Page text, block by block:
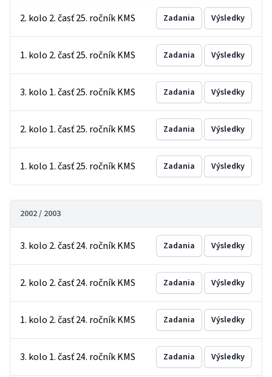
2. kolo 2. časť 25. ročník KMS Zadania Výsledky
1. kolo 2. časť 25. ročník KMS Zadania Výsledky
3. kolo 1. časť 25. ročník KMS Zadania Výsledky
2. kolo 1. časť 25. ročník KMS Zadania Výsledky
1. kolo 1. časť 25. ročník KMS Zadania Výsledky
2002 / 2003
3. kolo 2. časť 24. ročník KMS Zadania Výsledky
2. kolo 2. časť 24. ročník KMS Zadania Výsledky
1. kolo 2. časť 24. ročník KMS Zadania Výsledky
3. kolo 1. časť 24. ročník KMS Zadania Výsledky